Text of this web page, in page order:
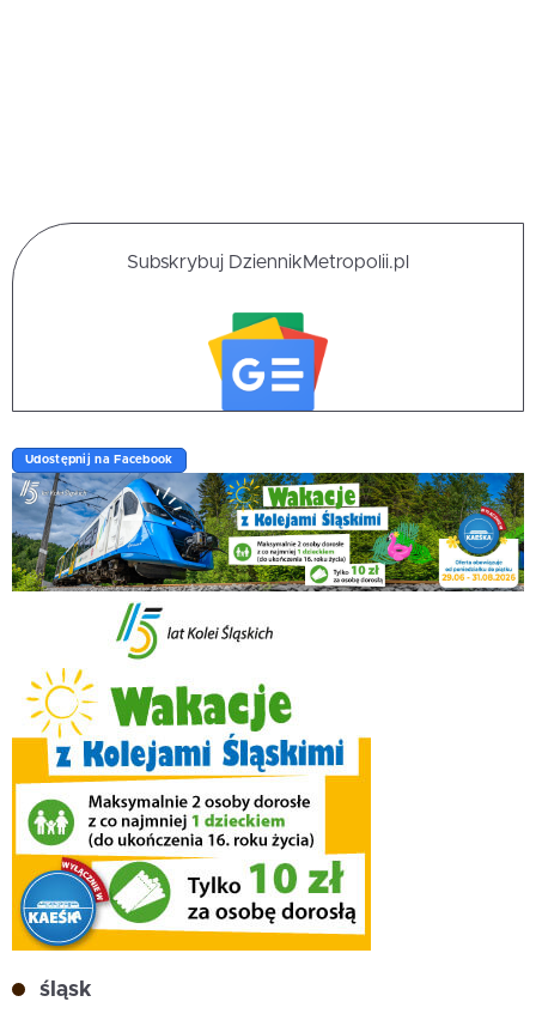
Subskrybuj DziennikMetropolii.pl
Udostępnij na Facebook
śląsk